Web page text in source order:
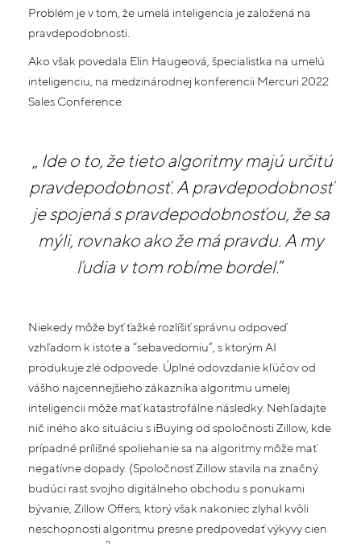
Problém je v tom, že umelá inteligencia je založená na
pravdepodobnosti.
Ako však povedala Elin Haugeová, špecialistka na umelú
inteligenciu, na medzinárodnej konferencii Mercuri 2022
Sales Conference:
„ Ide o to, že tieto algoritmy majú určitú
pravdepodobnosť. A pravdepodobnosť
je spojená s pravdepodobnosťou, že sa
mýli, rovnako ako že má pravdu. A my
ľudia v tom robíme bordel.”
Niekedy môže byť ťažké rozlíšiť správnu odpoveď
vzhľadom k istote a “sebavedomiu”, s ktorým AI
produkuje zlé odpovede. Úplné odovzdanie kľúčov od
vášho najcennejšieho zákazníka algoritmu umelej
inteligencii môže mať katastrofálne následky. Nehľadajte
nič iného ako situáciu s iBuying od spoločnosti Zillow, kde
prípadné prílišné spoliehanie sa na algoritmy môže mať
negatívne dopady. (Spoločnosť Zillow stavila na značný
budúci rast svojho digitálneho obchodu s ponukami
bývanie, Zillow Offers, ktorý však nakoniec zlyhal kvôli
neschopnosti algoritmu presne predpovedať výkyvy cien